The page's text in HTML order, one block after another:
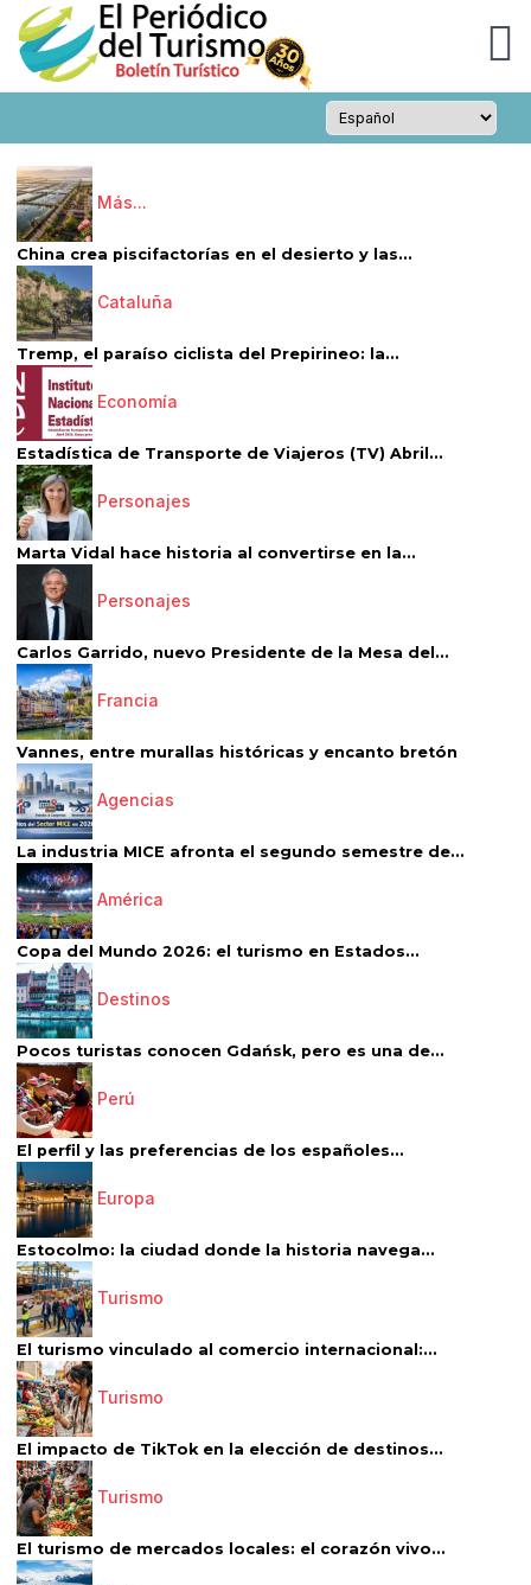
Más...
China crea piscifactorías en el desierto y las...
Cataluña
Tremp, el paraíso ciclista del Prepirineo: la...
Economía
Estadística de Transporte de Viajeros (TV) Abril...
Personajes
Marta Vidal hace historia al convertirse en la...
Personajes
Carlos Garrido, nuevo Presidente de la Mesa del...
Francia
Vannes, entre murallas históricas y encanto bretón
Agencias
La industria MICE afronta el segundo semestre de...
América
Copa del Mundo 2026: el turismo en Estados...
Destinos
Pocos turistas conocen Gdańsk, pero es una de...
Perú
El perfil y las preferencias de los españoles...
Europa
Estocolmo: la ciudad donde la historia navega...
Turismo
El turismo vinculado al comercio internacional:...
Turismo
El impacto de TikTok en la elección de destinos...
Turismo
El turismo de mercados locales: el corazón vivo...